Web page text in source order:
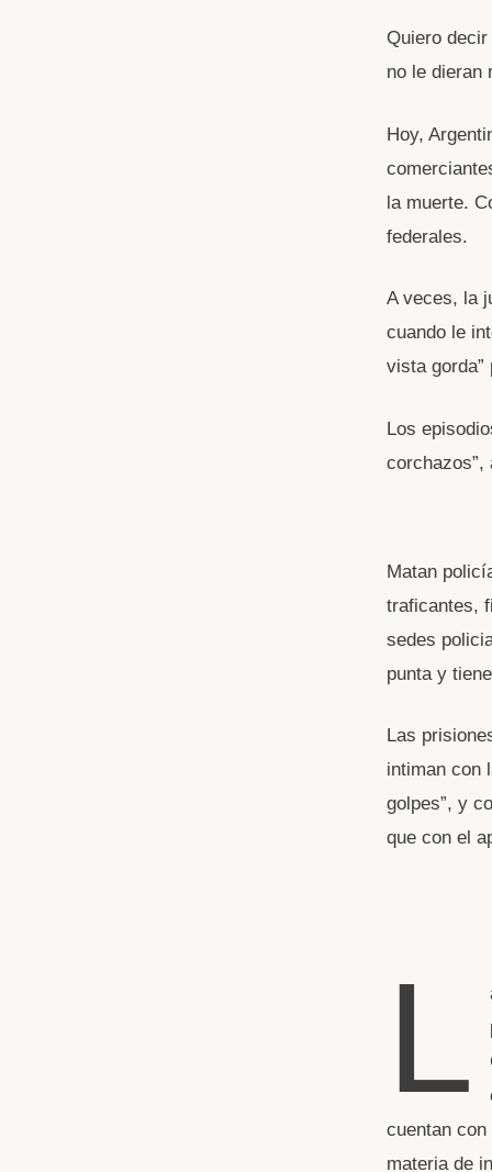
b
o
k
A
p
Quiero
no le dieran
Hoy,
la muerte.
federales.
A veces, la
cuando le
vista gorda”
Los
corchazos”,
Matan
traficantes,
sedes
punta y
Las
intiman con
golpes”, y
que con el
L
cuentan
materia de